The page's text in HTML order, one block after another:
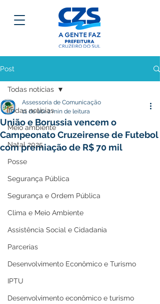
Post
Todas notícias
Meio ambiente
Natal 2025
Posse
Segurança Pública
Segurança e Ordem Pública
Clima e Meio Ambiente
Assistência Social e Cidadania
Parcerias
Desenvolvimento Econômico e Turismo
IPTU
Desenvolvimento econômico e turismo
Todas notícias
União e Borussia vencem o
Campeonato Cruzeirense de Futebol
com premiação de R$ 70 mil
Assessoria de Comunicação
11 de abr.2 min de leitura